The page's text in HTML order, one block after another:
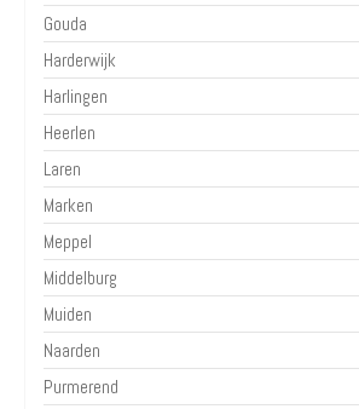
Gouda
Harderwijk
Harlingen
Heerlen
Laren
Marken
Meppel
Middelburg
Muiden
Naarden
Purmerend